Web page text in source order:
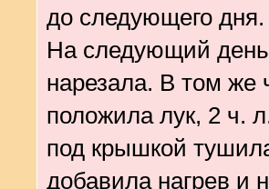
до следующего дня.
На следующий
нарезала. В том же
положила лук, 2 ч.
под крышкой
добавила нагрев и